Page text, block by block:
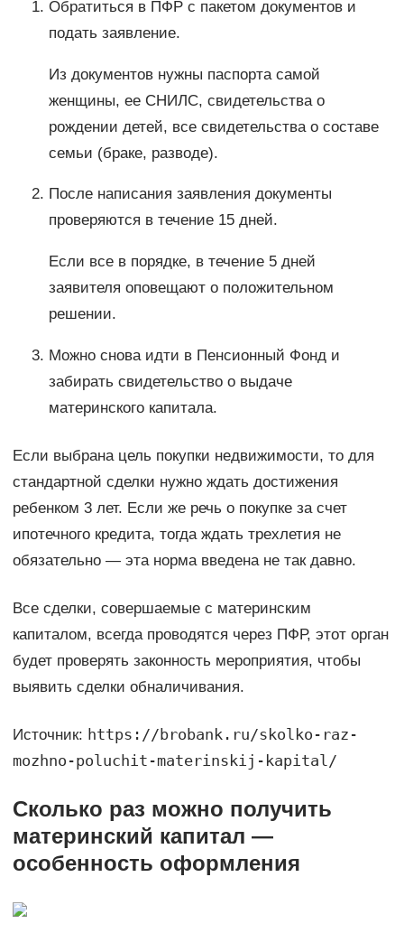
Обратиться в ПФР с пакетом документов и
подать заявление.
Из документов нужны паспорта самой
женщины, ее СНИЛС, свидетельства о
рождении детей, все свидетельства о составе
семьи (браке, разводе).
После написания заявления документы
проверяются в течение 15 дней.
Если все в порядке, в течение 5 дней
заявителя оповещают о положительном
решении.
Можно снова идти в Пенсионный Фонд и
забирать свидетельство о выдаче
материнского капитала.
Если выбрана цель покупки недвижимости, то для
стандартной сделки нужно ждать достижения
ребенком 3 лет. Если же речь о покупке за счет
ипотечного кредита, тогда ждать трехлетия не
обязательно — эта норма введена не так давно.
Все сделки, совершаемые с материнским
капиталом, всегда проводятся через ПФР, этот орган
будет проверять законность мероприятия, чтобы
выявить сделки обналичивания.
Источник: https://brobank.ru/skolko-raz-
mozhno-poluchit-materinskij-kapital/
Сколько раз можно получить
материнский капитал —
особенность оформления